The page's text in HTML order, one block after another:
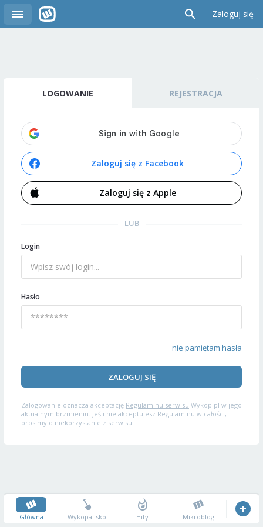
Zaloguj się
LOGOWANIE REJESTRACJA
Zaloguj się z Facebook
Zaloguj się z Apple
LUB
Login
Hasło
nie pamiętam hasła
ZALOGUJ SIĘ
Zalogowanie oznacza akceptację Regulaminu serwisu Wykop.pl w jego
aktualnym brzmieniu. Jeśli nie akceptujesz Regulaminu w całości,
prosimy o niekorzystanie z serwisu.
Główna Wykopalisko Hity Mikroblog